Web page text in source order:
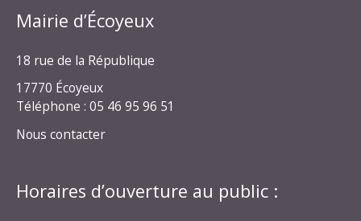
Mairie d’Écoyeux
18 rue de la République
17770 Écoyeux
Téléphone : 05 46 95 96 51
Nous contacter
Horaires d’ouverture au public :